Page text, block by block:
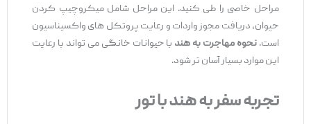
مراحل خاصی را طی کنید. این مراحل شامل میکروچیپ کردن
حیوان، دریافت مجوز واردات و رعایت پروتکل ‌های واکسیناسیون
است.نحوه مهاجرت به هندبا حیوانات خانگی می‌ تواند با رعایت
این موارد بسیار آسان ‌تر شود.
تجربه سفر به هند با تور